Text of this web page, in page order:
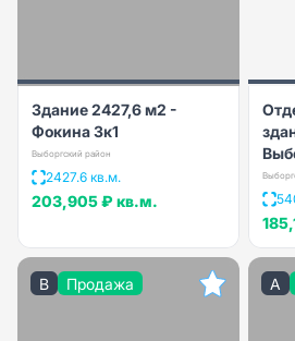
Здание 2427,6 м2 -
Фокина 3к1
Выборгский район
2427.6 кв.м.
203,905 ₽ кв.м.
B Продажа A